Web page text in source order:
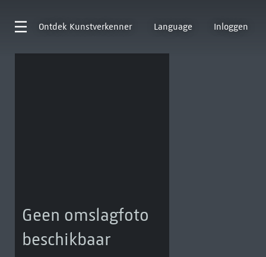
Ontdek Kunstverkenner Language Inloggen
Geen omslagfoto
beschikbaar